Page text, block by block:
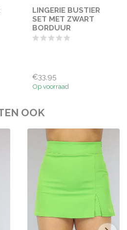
LINGERIE BUSTIER
SET MET ZWART
BORDUUR
€33,95
Op voorraad
OOK